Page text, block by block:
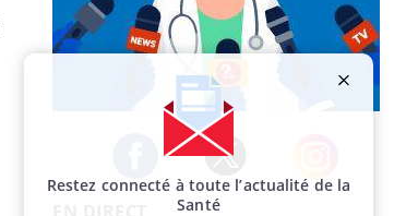
Facebook Twitter Instagram
Restez connecté à toute l’actualité de la
Santé